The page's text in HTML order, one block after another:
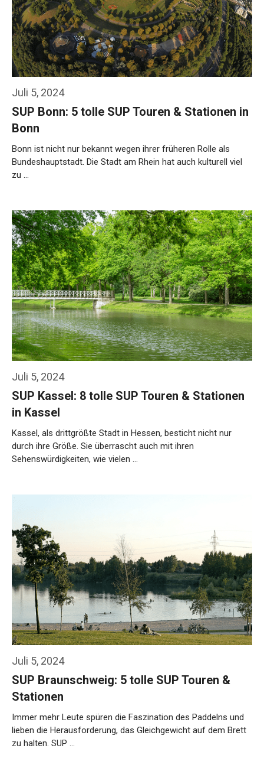
Juli 5, 2024
SUP Bonn: 5 tolle SUP Touren & Stationen in
Bonn
Bonn ist nicht nur bekannt wegen ihrer früheren Rolle als
Bundeshauptstadt. Die Stadt am Rhein hat auch kulturell viel
zu …
Juli 5, 2024
SUP Kassel: 8 tolle SUP Touren & Stationen
in Kassel
Kassel, als drittgrößte Stadt in Hessen, besticht nicht nur
durch ihre Größe. Sie überrascht auch mit ihren
Sehenswürdigkeiten, wie vielen …
Juli 5, 2024
SUP Braunschweig: 5 tolle SUP Touren &
Stationen
Immer mehr Leute spüren die Faszination des Paddelns und
lieben die Herausforderung, das Gleichgewicht auf dem Brett
zu halten. SUP …